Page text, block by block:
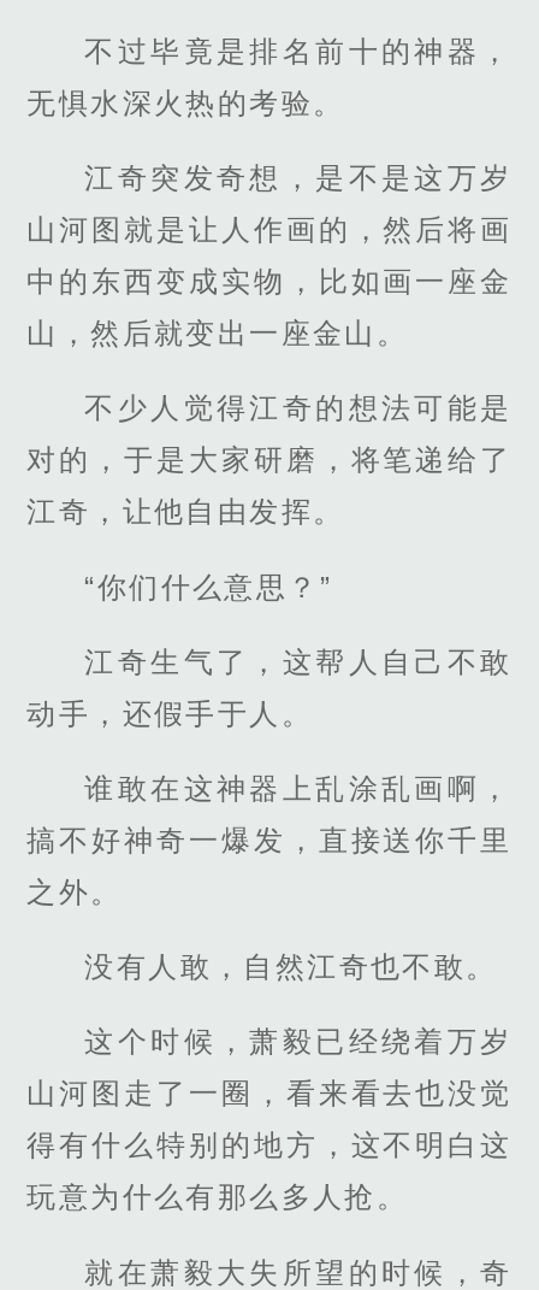
不过毕竟是排名前十的神器，
无惧水深火热的考验。
江奇突发奇想，是不是这万岁
山河图就是让人作画的，然后将画
中的东西变成实物，比如画一座金
山，然后就变出一座金山。
不少人觉得江奇的想法可能是
对的，于是大家研磨，将笔递给了
江奇，让他自由发挥。
“你们什么意思？”
江奇生气了，这帮人自己不敢
动手，还假手于人。
谁敢在这神器上乱涂乱画啊，
搞不好神奇一爆发，直接送你千里
之外。
没有人敢，自然江奇也不敢。
这个时候，萧毅已经绕着万岁
山河图走了一圈，看来看去也没觉
得有什么特别的地方，这不明白这
玩意为什么有那么多人抢。
就在萧毅大失所望的时候，奇